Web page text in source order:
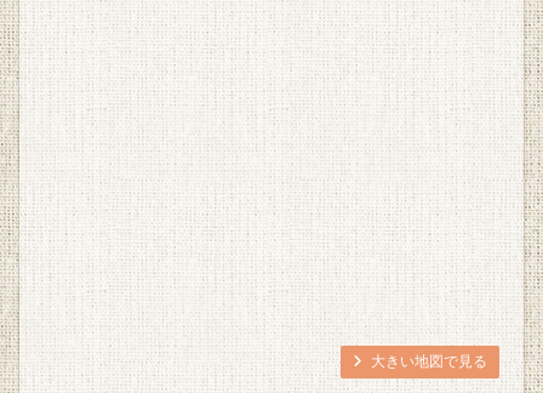
大きい地図で見る